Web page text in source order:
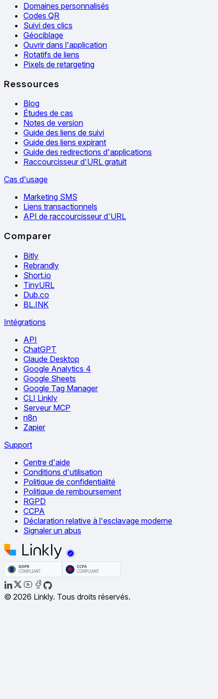
Domaines personnalisés
Codes QR
Suivi des clics
Géociblage
Ouvrir dans l'application
Rotatifs de liens
Pixels de retargeting
Ressources
Blog
Études de cas
Notes de version
Guide des liens de suivi
Guide des liens expirant
Guide des redirections d'applications
Raccourcisseur d'URL gratuit
Cas d'usage
Marketing SMS
Liens transactionnels
API de raccourcisseur d'URL
Comparer
Bitly
Rebrandly
Short.io
TinyURL
Dub.co
BL.INK
Intégrations
API
ChatGPT
Claude Desktop
Google Analytics 4
Google Sheets
Google Tag Manager
CLI Linkly
Serveur MCP
n8n
Zapier
Support
Centre d'aide
Conditions d'utilisation
Politique de confidentialité
Politique de remboursement
RGPD
CCPA
Déclaration relative à l'esclavage moderne
Signaler un abus
© 2026 Linkly. Tous droits réservés.